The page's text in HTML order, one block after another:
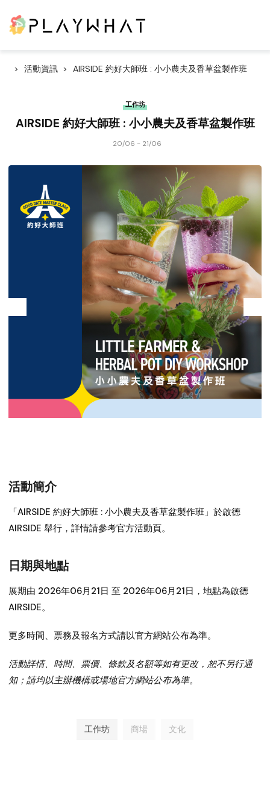
活動資訊 AIRSIDE 約好大師班 : 小小農夫及香草盆製作班
工作坊
AIRSIDE 約好大師班 : 小小農夫及香草盆製作班
20/06 - 21/06
活動簡介
「AIRSIDE 約好大師班 : 小小農夫及香草盆製作班」於啟德
AIRSIDE 舉行，詳情請參考官方活動頁。
日期與地點
展期由 2026年06月21日 至 2026年06月21日，地點為啟德
AIRSIDE。
更多時間、票務及報名方式請以官方網站公布為準。
活動詳情、時間、票價、條款及名額等如有更改，恕不另行通
知；請均以主辦機構或場地官方網站公布為準。
工作坊 商場 文化